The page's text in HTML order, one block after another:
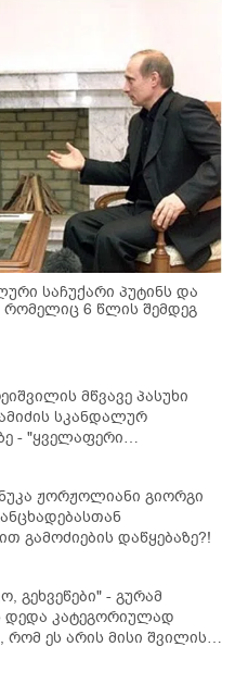
საჩუქარი პუტინს და
რომელიც 6 წლის შემდეგ
მწვავე პასუხი
სკანდალურ
- "ყველაფერი
კამანში მოკლული
ჟორჟოლიანი გიორგი
გამოძიების დაწყებაზე?!
გეხვეწები" - გუ­რა­მ
დედა კა­ტე­გო­რი­უ­ლად
რომ ეს არის მისი შვი­ლის